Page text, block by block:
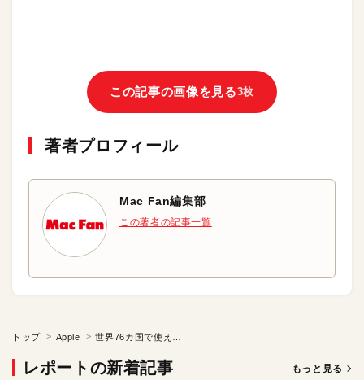
この記事の画像を見る3枚
著者プロフィール
Mac Fan編集部
この著者の記事一覧
トップ Apple
レポートの新着記事 もっと見る